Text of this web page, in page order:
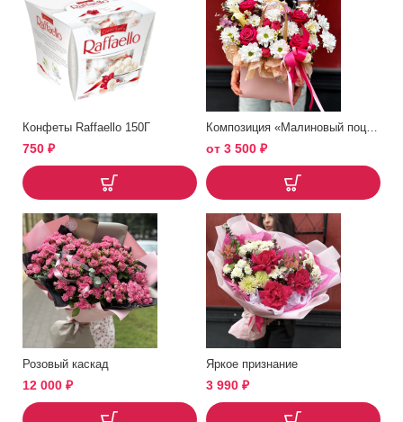
Конфеты Raffaello 150Г
750 ₽ от 3 500 ₽
Розовый каскад
12 000 ₽
Яркое признание
3 990 ₽